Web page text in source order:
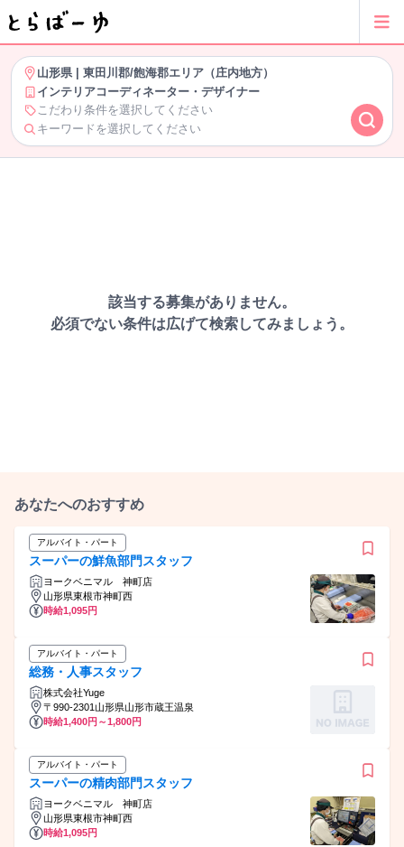
山形県| 東田川郡/飽海郡エリア（庄内地方）
インテリアコーディネーター・デザイナー
こだわり条件を選択してください
キーワードを選択してください
該当する募集がありません。
必須でない条件は広げて検索してみましょう。
あなたへのおすすめ
アルバイト・パート
スーパーの鮮魚部門スタッフ
ヨークベニマル 神町店
山形県東根市神町西
時給1,095円
アルバイト・パート
総務・人事スタッフ
株式会社Yuge
〒990-2301山形県山形市蔵王温泉
時給1,400円～1,800円
アルバイト・パート
スーパーの精肉部門スタッフ
ヨークベニマル 神町店
山形県東根市神町西
時給1,095円